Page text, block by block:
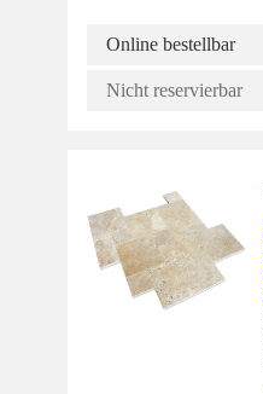
Online bestellbar
Nicht reservierbar